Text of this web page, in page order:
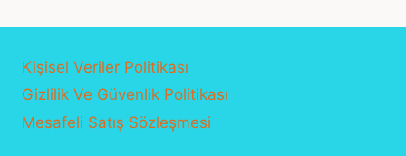
Kişisel Veriler Politikası
Gizlilik Ve Güvenlik Politikası
Mesafeli Satış Sözleşmesi